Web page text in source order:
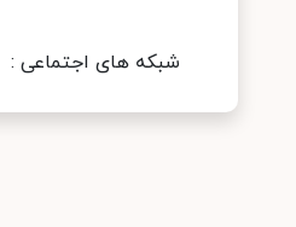
شبکه های اجتماعی :